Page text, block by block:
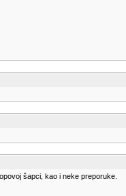
šapci, kao i neke preporuke.